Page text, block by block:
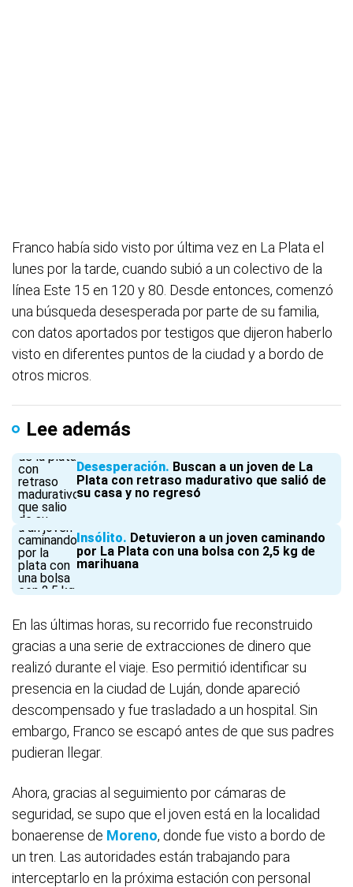
Franco había sido visto por última vez en La Plata el
lunes por la tarde, cuando subió a un colectivo de la
línea Este 15 en 120 y 80. Desde entonces, comenzó
una búsqueda desesperada por parte de su familia,
con datos aportados por testigos que dijeron haberlo
visto en diferentes puntos de la ciudad y a bordo de
otros micros.
Lee además
Desesperación Buscan a un joven de La
Plata con retraso madurativo que salió de
su casa y no regresó
Insólito Detuvieron a un joven caminando
por La Plata con una bolsa con 2,5 kg de
marihuana
En las últimas horas, su recorrido fue reconstruido
gracias a una serie de extracciones de dinero que
realizó durante el viaje. Eso permitió identificar su
presencia en la ciudad de Luján, donde apareció
descompensado y fue trasladado a un hospital. Sin
embargo, Franco se escapó antes de que sus padres
pudieran llegar.
Ahora, gracias al seguimiento por cámaras de
seguridad, se supo que el joven está en la localidad
bonaerense de Moreno, donde fue visto a bordo de
un tren. Las autoridades están trabajando para
interceptarlo en la próxima estación con personal